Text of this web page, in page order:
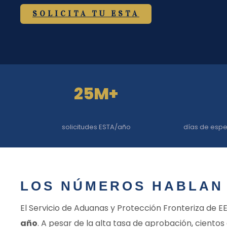
SOLICITA TU ESTA
25M+
solicitudes ESTA/año días de
LOS NÚMEROS
El Servicio de Aduanas y Protección Fronteriza de
año. A pesar de la alta tasa de aprobación,